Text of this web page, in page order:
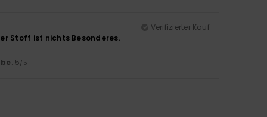
Verifizierter Kauf
Stoff ist nichts Besonderes.
: 5/5